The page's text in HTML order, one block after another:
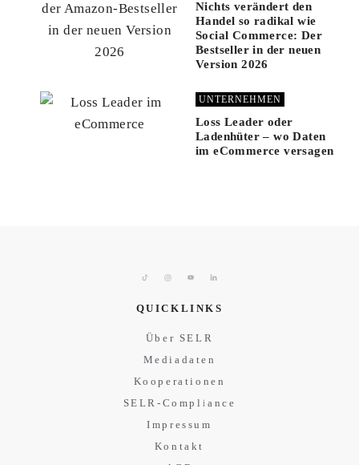
Nichts verändert den
Handel so radikal wie
Social Commerce: Der
Bestseller in der neuen
Version 2026
UNTERNEHMEN
Loss Leader oder
Ladenhüter – wo Daten
im eCommerce versagen
QUICKLINKS
Über SELR
Mediadaten
Kooperationen
SELR-Compliance
Impressum
Kontakt